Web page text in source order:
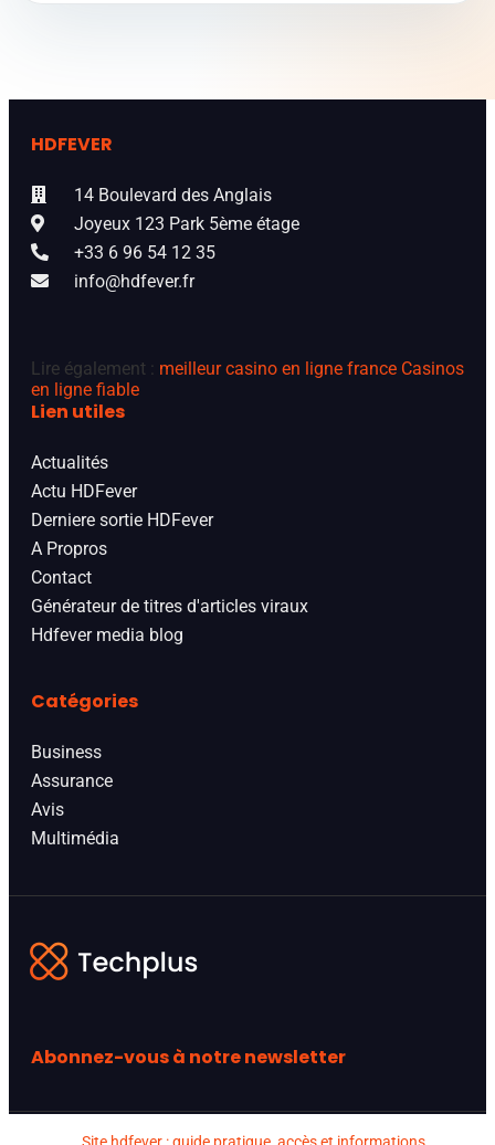
HDFEVER
14 Boulevard des Anglais
Joyeux 123 Park 5ème étage
+33 6 96 54 12 35
info@hdfever.fr
Lire également : meilleur casino en ligne france Casinos
en ligne fiable
Lien utiles
Actualités
Actu HDFever
Derniere sortie HDFever
A Propros
Contact
Générateur de titres d'articles viraux
Hdfever media blog
Catégories
Business
Assurance
Avis
Multimédia
Abonnez-vous à notre newsletter
Site hdfever : guide pratique, accès et informations